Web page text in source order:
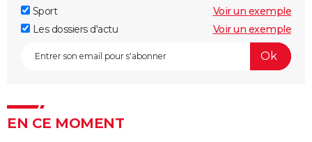
Sport
Voir un exemple
Les dossiers d'actu
Voir un exemple
EN CE MOMENT